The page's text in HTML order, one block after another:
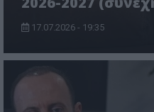
17.07.2026 - 19:35